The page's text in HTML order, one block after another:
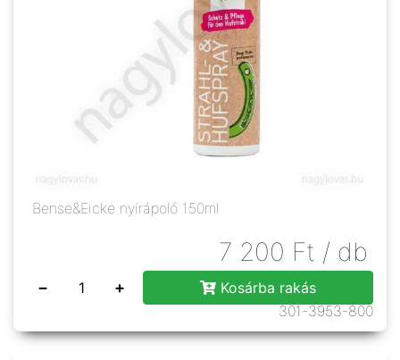
Bense&Eicke nyírápoló 150ml
7 200 Ft / db
− +
Kosárba rakás
301-3953-800